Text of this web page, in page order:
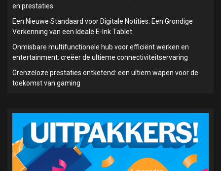
en prestaties
Een Nieuwe Standaard voor Digitale Notities: Een Grondige
Verkenning van een Ideale E-Ink Tablet
Onmisbare multifunctionele hub voor efficiënt werken en
entertainment: creëer de ultieme connectiviteitservaring
Grenzeloze prestaties ontketend: een ultiem wapen voor de
toekomst van gaming